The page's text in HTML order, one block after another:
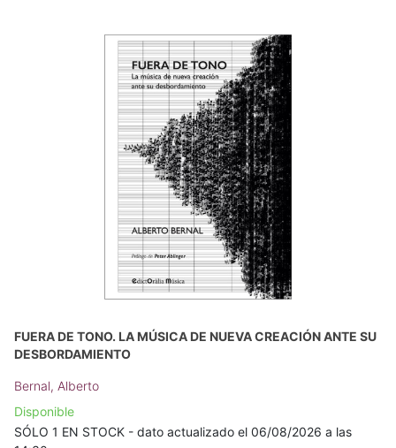
FUERA DE TONO. LA MÚSICA DE NUEVA CREACIÓN ANTE SU
DESBORDAMIENTO
Bernal, Alberto
Disponible
SÓLO 1 EN STOCK - dato actualizado el 06/08/2026 a las